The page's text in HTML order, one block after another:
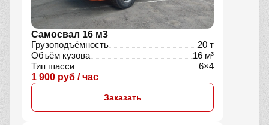
Самосвал 16 м3
Грузоподъёмность
20 т
Объём кузова
16 м³
Тип шасси
6×4
1 900 руб / час
Заказать